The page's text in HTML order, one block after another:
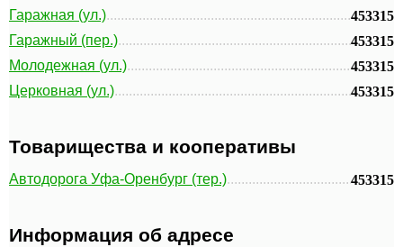
Гаражная (ул.)
453315
Гаражный (пер.)
453315
Молодежная (ул.)
453315
Церковная (ул.)
453315
Товарищества и кооперативы
Автодорога Уфа-Оренбург (тер.) 453315
Информация об адресе